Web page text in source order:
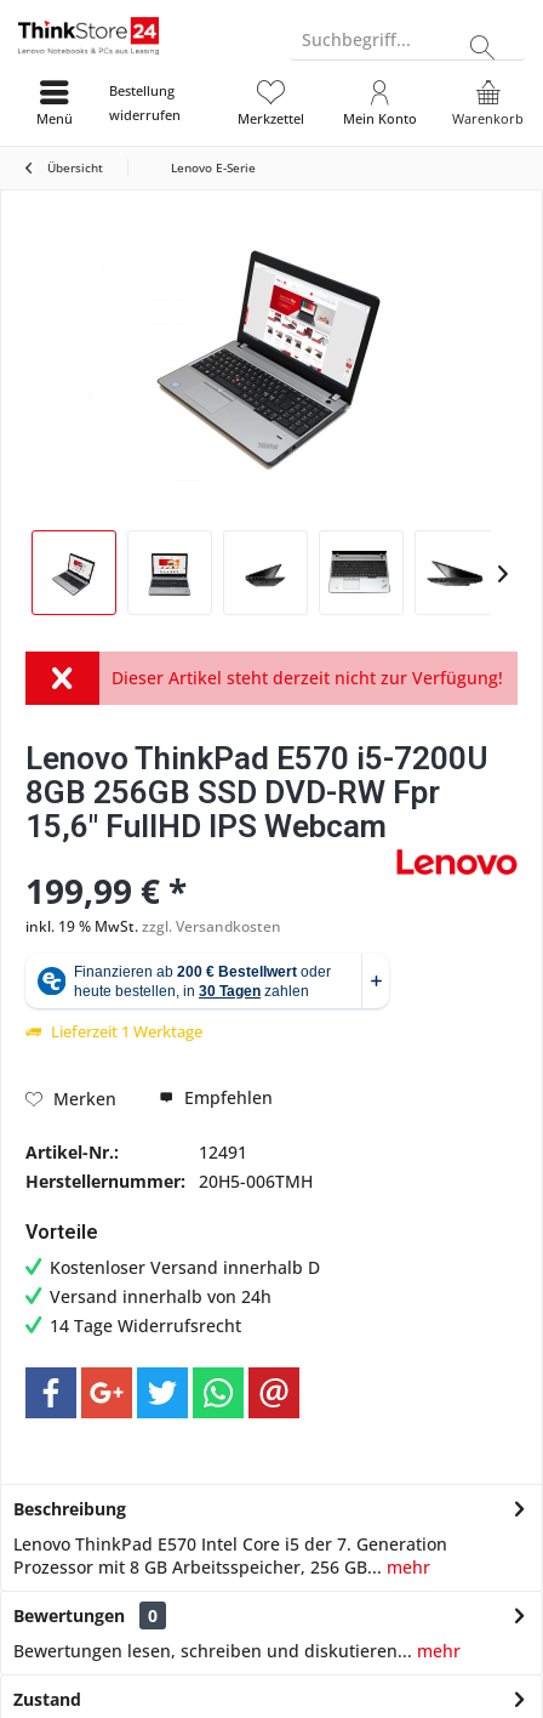
Suchbegriff...
Bestellung
widerrufen
Warenkorb
Merkzettel Mein Konto
Menü
Übersicht Lenovo E-Serie
Dieser Artikel steht derzeit nicht zur Verfügung!
Lenovo ThinkPad E570 i5-7200U
8GB 256GB SSD DVD-RW Fpr
15,6" FullHD IPS Webcam
199,99 € *
inkl. 19 % MwSt.zzgl. Versandkosten
Lieferzeit 1 Werktage
Merken Empfehlen
Artikel-Nr.:
12491
Herstellernummer: 20H5-006TMH
Vorteile
Kostenloser Versand innerhalb D
Versand innerhalb von 24h
14 Tage Widerrufsrecht
Beschreibung
Lenovo ThinkPad E570 Intel Core i5 der 7. Generation
Prozessor mit 8 GB Arbeitsspeicher, 256 GB... mehr
Bewertungen
0
Bewertungen lesen, schreiben und diskutieren... mehr
Zustand